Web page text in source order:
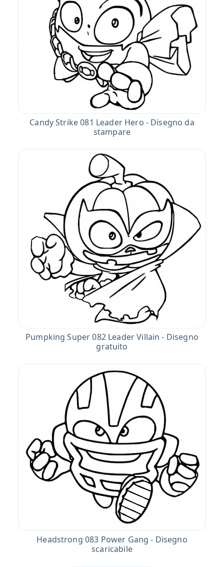
Candy Strike 081 Leader Hero - Disegno da
stampare
Pumpking Super 082 Leader Villain - Disegno
gratuito
Headstrong 083 Power Gang - Disegno
scaricabile